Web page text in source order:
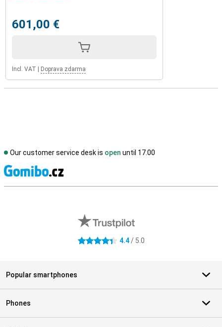
601,00 €
Incl. VAT Doprava zdarma
Our customer service desk is open until 17.00
4.4 stars 4.4/ 5.0
Popular smartphones
Phones